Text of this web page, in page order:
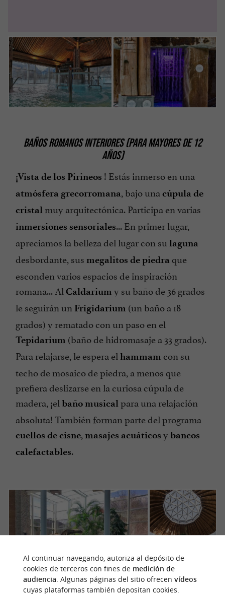
BAÑOS ROMANOS INTERIORES (PARA MAYORES DE 12
AÑOS)
¡Vista de los Pirineos ! Estás inmerso en una
atmósfera grecorromana , bajo una cúpula de
cristal muy arquitectónica. Participa en varias
inmersiones sensoriales... En primer lugar,
apreciamos la belleza del lugar con su laguna
desbordante, sus megalitos de piedra que
esconden varios espacios de inspiración
romana... Al Caldarium y su baño de 36 grados
le seguirán un Frigidarium (un baño a 18
grados) y rematado con un paso en el
Tepidarium (baño de hidromasaje a 33 grados).
Para relajarse, le espera el hammam con su
techo de mosaico de piedra, a menos que
prefiera deslizarse en la curiosa cúpula de
madera, ¡el baño musical para una relajación
absoluta! También forman parte del programa
cuellos de cisne masajes acuáticos y bancos
calefactables.
Al continuar navegando, autoriza al depósito de
cookies de terceros con fines de medición de
audiencia. Algunas páginas del sitio ofrecen vídeos
cuyas plataformas también depositan cookies.